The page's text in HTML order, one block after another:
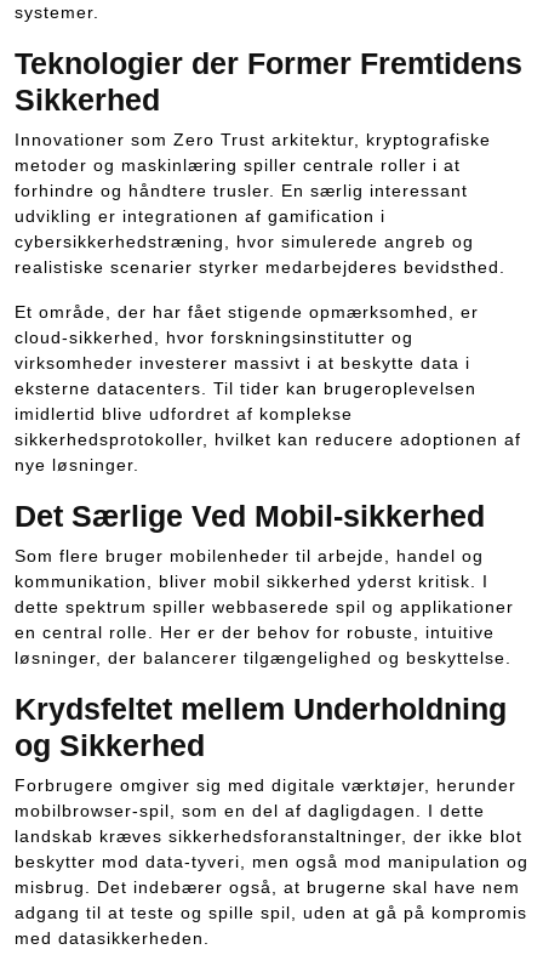
systemer.
Teknologier der Former Fremtidens
Sikkerhed
Innovationer som Zero Trust arkitektur, kryptografiske
metoder og maskinlæring spiller centrale roller i at
forhindre og håndtere trusler. En særlig interessant
udvikling er integrationen af gamification i
cybersikkerhedstræning, hvor simulerede angreb og
realistiske scenarier styrker medarbejderes bevidsthed.
Et område, der har fået stigende opmærksomhed, er
cloud-sikkerhed, hvor forskningsinstitutter og
virksomheder investerer massivt i at beskytte data i
eksterne datacenters. Til tider kan brugeroplevelsen
imidlertid blive udfordret af komplekse
sikkerhedsprotokoller, hvilket kan reducere adoptionen af
nye løsninger.
Det Særlige Ved Mobil-sikkerhed
Som flere bruger mobilenheder til arbejde, handel og
kommunikation, bliver mobil sikkerhed yderst kritisk. I
dette spektrum spiller webbaserede spil og applikationer
en central rolle. Her er der behov for robuste, intuitive
løsninger, der balancerer tilgængelighed og beskyttelse.
Krydsfeltet mellem Underholdning
og Sikkerhed
Forbrugere omgiver sig med digitale værktøjer, herunder
mobilbrowser-spil, som en del af dagligdagen. I dette
landskab kræves sikkerhedsforanstaltninger, der ikke blot
beskytter mod data-tyveri, men også mod manipulation og
misbrug. Det indebærer også, at brugerne skal have nem
adgang til at teste og spille spil, uden at gå på kompromis
med datasikkerheden.